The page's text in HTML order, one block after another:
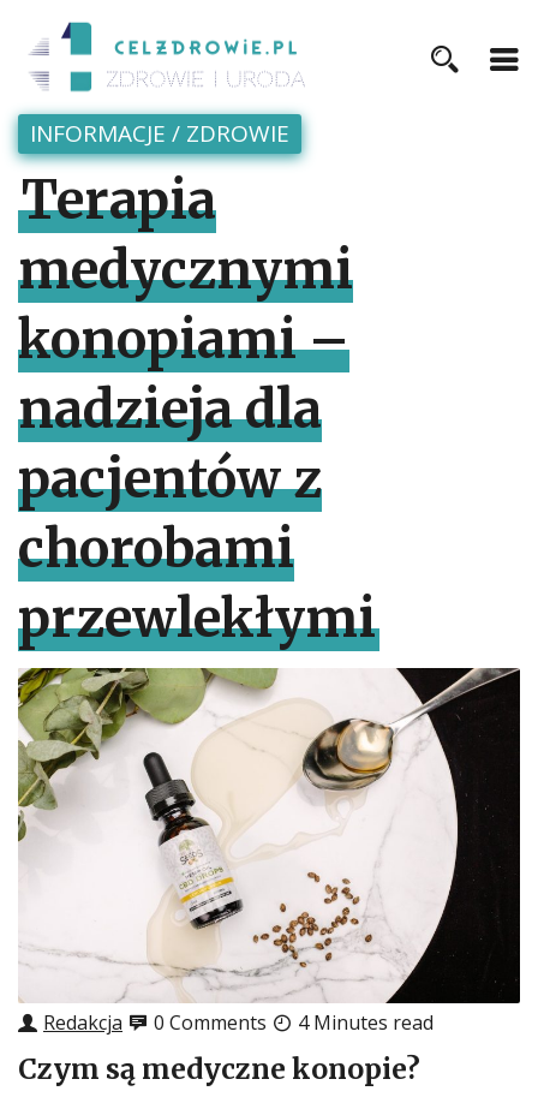
INFORMACJE / ZDROWIE
Terapia
medycznymi
konopiami –
nadzieja dla
pacjentów z
chorobami
przewlekłymi
Redakcja 0 Comments 4 Minutes read
Czym są medyczne konopie?